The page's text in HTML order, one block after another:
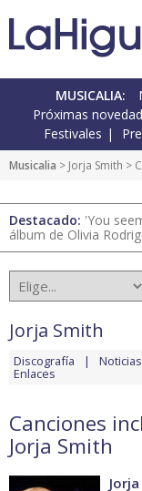
MUSICALIA:
Próximas
Festivales
Musicalia > Jorja Smith >
Destacado: 'You
álbum de Olivia
Jorja Smith
Discografía Noticias
Enlaces
Canciones
Jorja Smith